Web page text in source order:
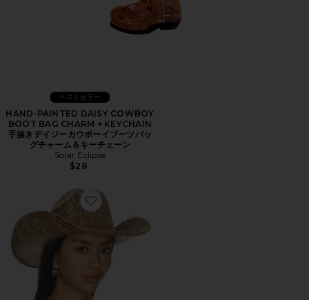
ベストセラー
HAND-PAINTED DAISY COWBOY
BOOT BAG CHARM + KEYCHAIN
手描きデイジーカウボーイブーツバッ
グチャーム＆キーチェーン
Solar Eclipse
$28
Favorite カウボーイハット